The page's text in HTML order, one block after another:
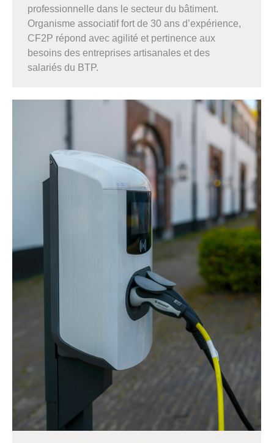
professionnelle dans le secteur du bâtiment.
Organisme associatif fort de 30 ans d’expérience,
CF2P répond avec agilité et pertinence aux
besoins des entreprises artisanales et des
salariés du BTP.